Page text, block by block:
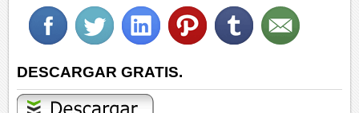
DESCARGAR GRATIS.